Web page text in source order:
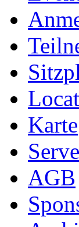
Karte
AGB